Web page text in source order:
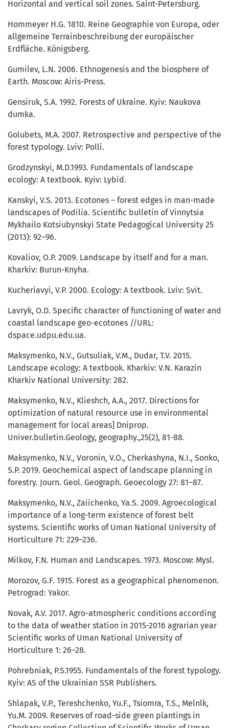
Horizontal and vertical soil zones. Saint-Petersburg.
Hommeyer H.G. 1810. Reine Geographie von Europa, oder
allgemeine Terrainbeschreibung der europäischer
Erdfläche. Königsberg.
Gumilev, L.N. 2006. Ethnogenesis and the biosphere of
Earth. Moscow: Airis-Press.
Gensiruk, S.A. 1992. Forests of Ukraine. Kyiv: Naukova
dumka.
Golubets, M.A. 2007. Retrospective and perspective of the
forest typology. Lviv: Polli.
Grodzynskyi, M.D.1993. Fundamentals of landscape
ecology: A textbook. Kyiv: Lybid.
Kanskyi, V.S. 2013. Ecotones – forest edges in man-made
landscapes of Podilia. Scientific bulletin of Vinnytsia
Mykhailo Kotsiubynskyi State Pedagogical University 25
(2013): 92–96.
Kovaliov, O.P. 2009. Landscape by itself and for a man.
Kharkiv: Burun-Knyha.
Kucheriavyi, V.P. 2000. Ecology: A textbook. Lviv: Svit.
Lavryk, O.D. Specific character of functioning of water and
coastal landscape geo-ecotones //URL:
dspace.udpu.edu.ua.
Maksymenko, N.V., Gutsuliak, V.M., Dudar, T.V. 2015.
Landscape ecology: A textbook. Kharkiv: V.N. Karazin
Kharkiv National University: 282.
Maksymenko, N.V., Klieshch, A.A., 2017. Directions for
optimization of natural resource use in environmental
management for local areas] Dniprop.
Univer.bulletin.Geology, geography.,25(2), 81-88.
Maksymenko, N.V., Voronin, V.O., Cherkashyna, N.I., Sonko,
S.P. 2019. Geochemical aspect of landscape planning in
forestry. Journ. Geol. Geograph. Geoecology 27: 81–87.
Maksymenko, N.V., Zaiichenko, Ya.S. 2009. Agroecological
importance of a long-term existence of forest belt
systems. Scientific works of Uman National University of
Horticulture 71: 229–236.
Milkov, F.N. Human and Landscapes. 1973. Moscow: Mysl.
Morozov, G.F. 1915. Forest as a geographical phenomenon.
Petrograd: Yakor.
Novak, A.V. 2017. Agro-atmospheric conditions according
to the data of weather station in 2015-2016 agrarian year
Scientific works of Uman National University of
Horticulture 1: 26–28.
Pohrebniak, P.S.1955. Fundamentals of the forest typology.
Kyiv: AS of the Ukrainian SSR Publishers.
Shlapak, V.P., Tereshchenko, Yu.F., Tsiomra, T.S., Melnlk,
Yu.M. 2009. Reserves of road-side green plantings in